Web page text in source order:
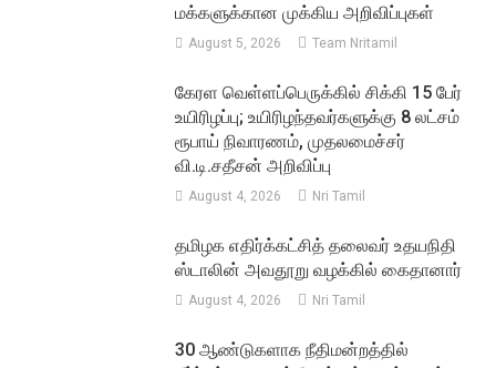
மக்களுக்கான முக்கிய அறிவிப்புகள்
August 5, 2026 Team Nritamil
கேரள வெள்ளப்பெருக்கில் சிக்கி 15 பேர்
உயிரிழப்பு; உயிரிழந்தவர்களுக்கு 8 லட்சம்
ரூபாய் நிவாரணம், முதலமைச்சர்
வி.டி.சதீசன் அறிவிப்பு
August 4, 2026 Nri Tamil
தமிழக எதிர்க்கட்சித் தலைவர் உதயநிதி
ஸ்டாலின் அவதூறு வழக்கில் கைதானார்
August 4, 2026 Nri Tamil
30 ஆண்டுகளாக நீதிமன்றத்தில்